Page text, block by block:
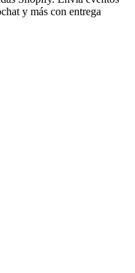
y más con entrega